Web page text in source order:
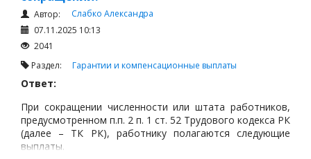
Автор:
Слабко Александра
07.11.2025 10:13
2041
Раздел: Гарантии и компенсационные выплаты
Ответ:
При сокращении численности или штата работников,
предусмотренном п.п. 2 п. 1 ст. 52 Трудового кодекса РК
(далее – ТК РК), работнику полагаются следующие
выплаты.